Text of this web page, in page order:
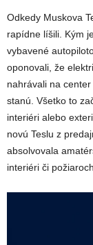
Odkedy Muskova
rapídne líšili. Kým
vybavené
oponovali, že
nahrávali na
stanú. Všetko to
interiéri alebo
novú Teslu z
absolvovala
interiéri či